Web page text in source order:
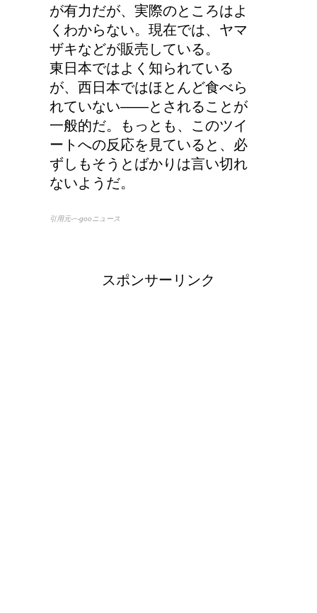
が有力だが、実際のところはよ
くわからない。現在では、ヤマ
ザキなどが販売している。
東日本ではよく知られている
が、西日本ではほとんど食べら
れていない——とされることが
一般的だ。もっとも、このツイ
ートへの反応を見ていると、必
ずしもそうとばかりは言い切れ
ないようだ。
引用元-−-gooニュース
スポンサーリンク